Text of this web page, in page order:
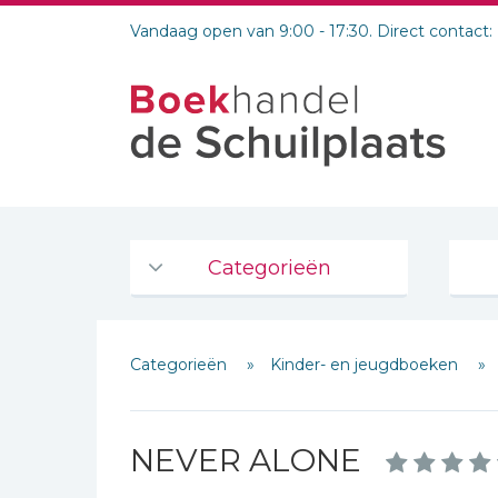
Vandaag open van 9:00 - 17:30. Direct contact:
Categorieën
De Bijbel
Bijbelse Dagboeken 2026
Bijbelstudie groepen
Categorieën Kinder- en jeugdboeken
NEVER ALONE